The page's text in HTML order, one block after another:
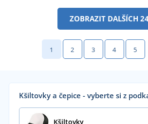
ZOBRAZIT DALŠÍCH
1 2 3 4 5
Kšiltovky a čepice - vyberte si z
Kšiltovky